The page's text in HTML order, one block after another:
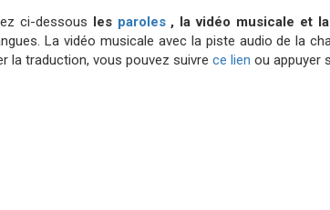
ci-dessous les paroles , la vidéo musicale et
La vidéo musicale avec la piste audio de la
la traduction, vous pouvez suivre ce lien ou appuyer